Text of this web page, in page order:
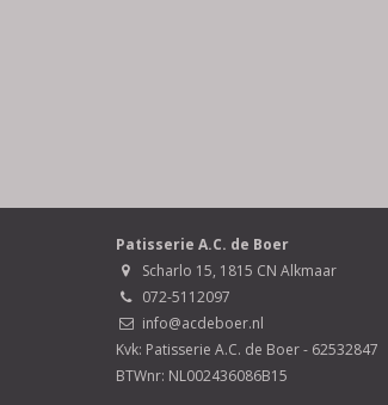
Patisserie A.C. de Boer
Scharlo 15, 1815 CN Alkmaar
072-5112097
info@acdeboer.nl
Kvk: Patisserie A.C. de Boer - 62532847
BTWnr: NL002436086B15